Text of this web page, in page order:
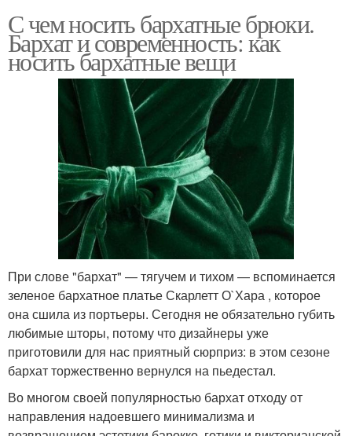
С чем носить бархатные брюки.
Бархат и современность: как
носить бархатные вещи
При слове "бархат" — тягучем и тихом — вспоминается
зеленое бархатное платье Скарлетт О`Хара , которое
она сшила из портьеры. Сегодня не обязательно губить
любимые шторы, потому что дизайнеры уже
приготовили для нас приятный сюрприз: в этом сезоне
бархат торжественно вернулся на пьедестал.
Во многом своей популярностью бархат отходу от
направления надоевшего минимализма и